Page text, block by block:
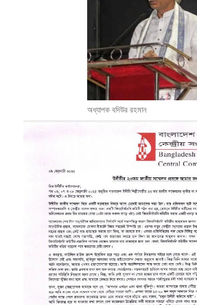
অধ্যাপক বদিউর রহমান